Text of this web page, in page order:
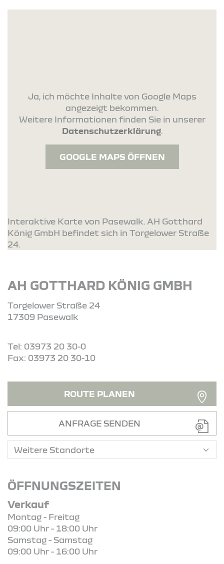
Ja, ich möchte Inhalte von Google Maps
angezeigt bekommen.
Weitere Informationen finden Sie in unserer
Datenschutzerklärung.
GOOGLE MAPS ÖFFNEN
Interaktive Karte von Pasewalk. AH Gotthard
König GmbH befindet sich in Torgelower Straße
24.
AH GOTTHARD KÖNIG GMBH
Torgelower Straße 24
17309 Pasewalk
Tel: 03973 20 30-0
Fax: 03973 20 30-10
ROUTE PLANEN
ANFRAGE SENDEN
ÖFFNUNGSZEITEN
Verkauf
Montag - Freitag
09:00 Uhr - 18:00 Uhr
Samstag - Samstag
09:00 Uhr - 16:00 Uhr